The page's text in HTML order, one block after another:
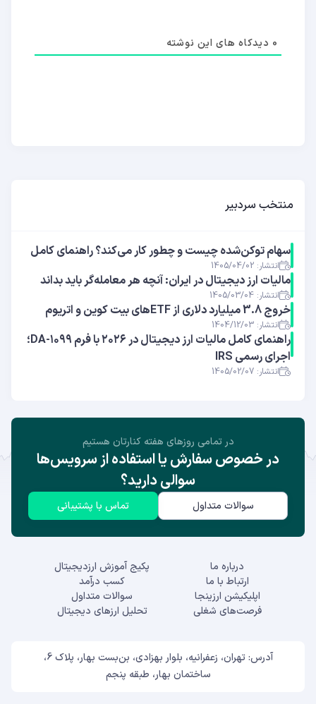
0 دیدکاه های این نوشته
منتخب سردبیر
سهام توکن‌شده چیست و چطور کار می‌کند؟ راهنمای کامل
انتشار: 1405/04/02
مالیات ارز دیجیتال در ایران: آنچه هر معامله‌گر باید بداند
انتشار: 1405/03/04
خروج 3.8 میلیارد دلاری از ETFهای بیت ‌کوین و اتریوم
انتشار: 1404/12/03
راهنمای کامل مالیات ارز دیجیتال در ۲۰۲۶ با فرم ۱۰۹۹-DA؛
اجرای رسمی IRS
انتشار: 1405/02/07
در تمامی روز‌های هفته کنارتان هستیم
در خصوص سفارش یا استفاده از سرویس‌ها
سوالی دارید؟
سوالات متداول تماس با پشتیبانی
درباره ما
ارتباط با ما
اپلیکیشن ارزینجا
فرصت‌های شغلی
پکیج آموزش ارزدیجیتال
کسب درآمد
سوالات متداول
تحلیل ارزهای دیجیتال
آدرس: تهران، زعفرانیه، بلوار بهزادی، بن‌بست بهار، پلاک 6،
ساختمان بهار، طبقه پنجم